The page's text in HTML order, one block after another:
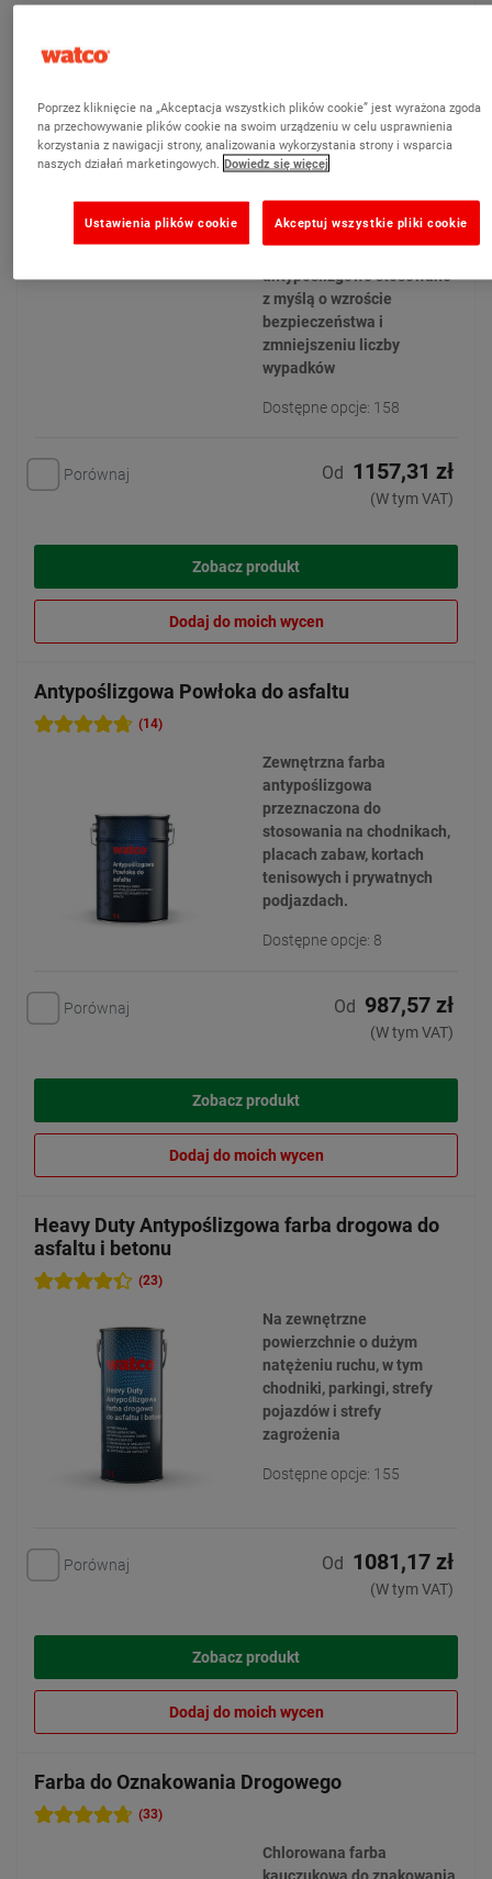
epoksydowa idealnie
nadaje się do schodów,
ramp i posadzek, także w
zaolejonych.
Gruboziarniste
antypoślizgowe stosowane
z myślą o wzroście
bezpieczeństwa i
zmniejszeniu liczby
wypadków
Dostępne opcje: 158
Porównaj Od 1157,31 zł
(W tym VAT)
Zobacz produkt
Dodaj do moich wycen
Antypoślizgowa Powłoka do asfaltu
(14)
Zewnętrzna farba
antypoślizgowa
przeznaczona do
stosowania na chodnikach,
placach zabaw, kortach
tenisowych i prywatnych
podjazdach.
Dostępne opcje: 8
Porównaj Od 987,57 zł
(W tym VAT)
Zobacz produkt
Dodaj do moich wycen
Heavy Duty Antypoślizgowa farba drogowa do
asfaltu i betonu
(23)
Na zewnętrzne
powierzchnie o dużym
natężeniu ruchu, w tym
chodniki, parkingi, strefy
pojazdów i strefy
zagrożenia
Dostępne opcje: 155
Porównaj Od 1081,17 zł
(W tym VAT)
Zobacz produkt
Dodaj do moich wycen
Farba do Oznakowania Drogowego
(33)
Chlorowana farba
Poprzez kliknięcie na „Akceptacja wszystkich plików cookie” jest wyrażona zgoda
na przechowywanie plików cookie na swoim urządzeniu w celu usprawnienia
korzystania z nawigacji strony, analizowania wykorzystania strony i wsparcia
naszych działań marketingowych. Dowiedz się więcej
Akceptuj wszystkie pliki cookie
Ustawienia plików cookie